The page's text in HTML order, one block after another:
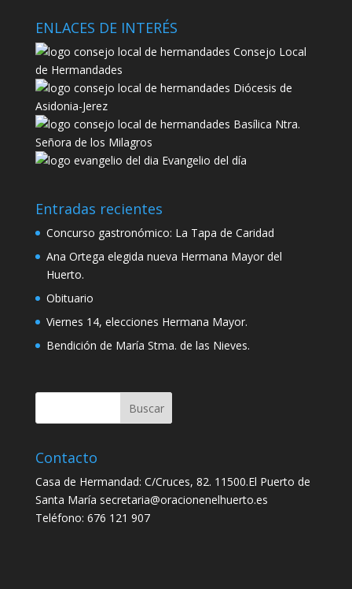
ENLACES DE INTERÉS
Consejo Local
de Hermandades
Diócesis de
Asidonia-Jerez
Basílica Ntra.
Señora de los Milagros
Evangelio del día
Entradas recientes
Concurso gastronómico: La Tapa de Caridad
Ana Ortega elegida nueva Hermana Mayor del
Huerto.
Obituario
Viernes 14, elecciones Hermana Mayor.
Bendición de María Stma. de las Nieves.
Contacto
Casa de Hermandad: C/Cruces, 82. 11500.El Puerto de
Santa María secretaria@oracionenelhuerto.es
Teléfono: 676 121 907